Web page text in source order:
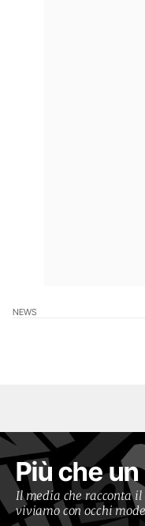
NEWS
Più che
Il media che racconta il
viviamo con occhi